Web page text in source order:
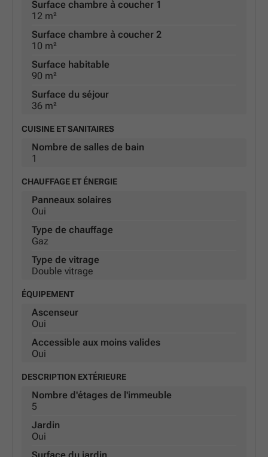
Surface chambre à coucher 1
12 m²
Surface chambre à coucher 2
10 m²
Surface habitable
90 m²
Surface du séjour
36 m²
CUISINE ET SANITAIRES
Nombre de salles de bain
1
CHAUFFAGE ET ÉNERGIE
Panneaux solaires
Oui
Type de chauffage
Gaz
Type de vitrage
Double vitrage
ÉQUIPEMENT
Ascenseur
Oui
Accessible aux moins valides
Oui
DESCRIPTION EXTÉRIEURE
Nombre d'étages de l'immeuble
5
Jardin
Oui
Surface du jardin